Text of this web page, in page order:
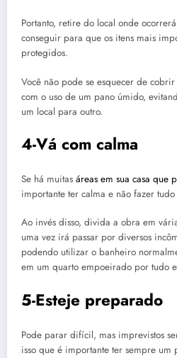
Portanto, retire do local onde
conseguir para que os itens mais
protegidos.
Você não pode se esquecer de
com o uso de um pano úmido,
um local para outro.
4-Vá com calma
Se há muitas áreas em sua casa que
importante ter calma e não fazer
Ao invés disso, divida a obra em
uma vez irá passar por diversos
podendo utilizar o banheiro
em um quarto empoeirado por tudo
5-Esteje preparado
Pode parar difícil, mas imprevistos
isso que é importante ter sempre um